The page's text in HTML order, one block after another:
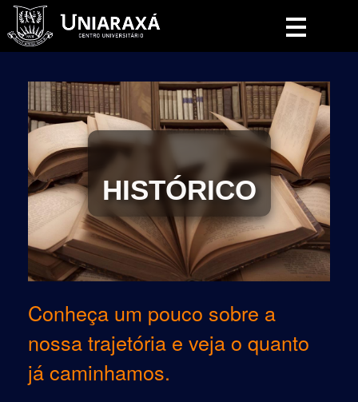
Pular
para
HISTÓRICO
Conheça um pouco sobre a
nossa trajetória e veja o quanto
já caminhamos.